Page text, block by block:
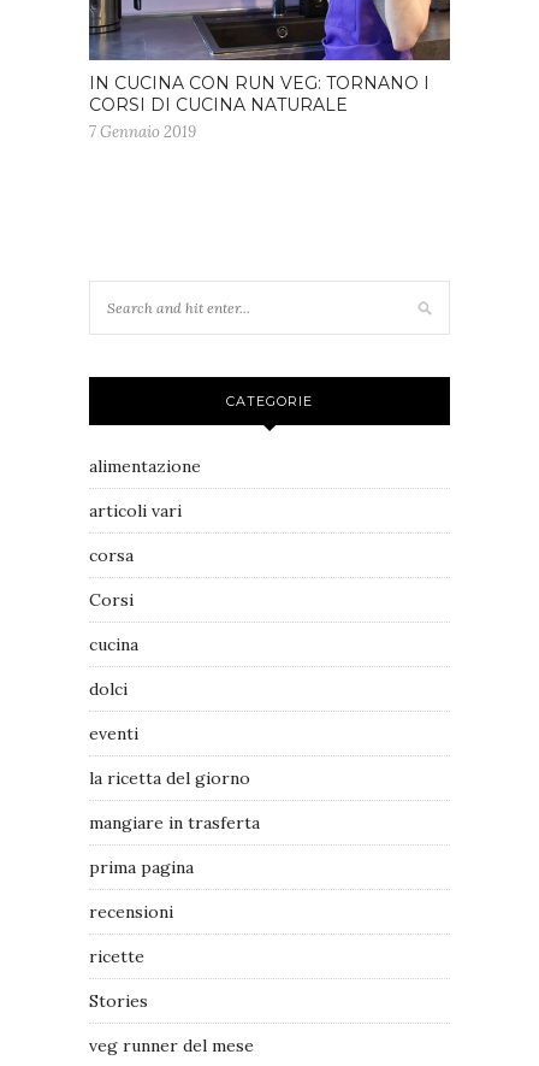
IN CUCINA CON RUN VEG: TORNANO I
CORSI DI CUCINA NATURALE
7 Gennaio 2019
CATEGORIE
alimentazione
articoli vari
corsa
Corsi
cucina
dolci
eventi
la ricetta del giorno
mangiare in trasferta
prima pagina
recensioni
ricette
Stories
veg runner del mese